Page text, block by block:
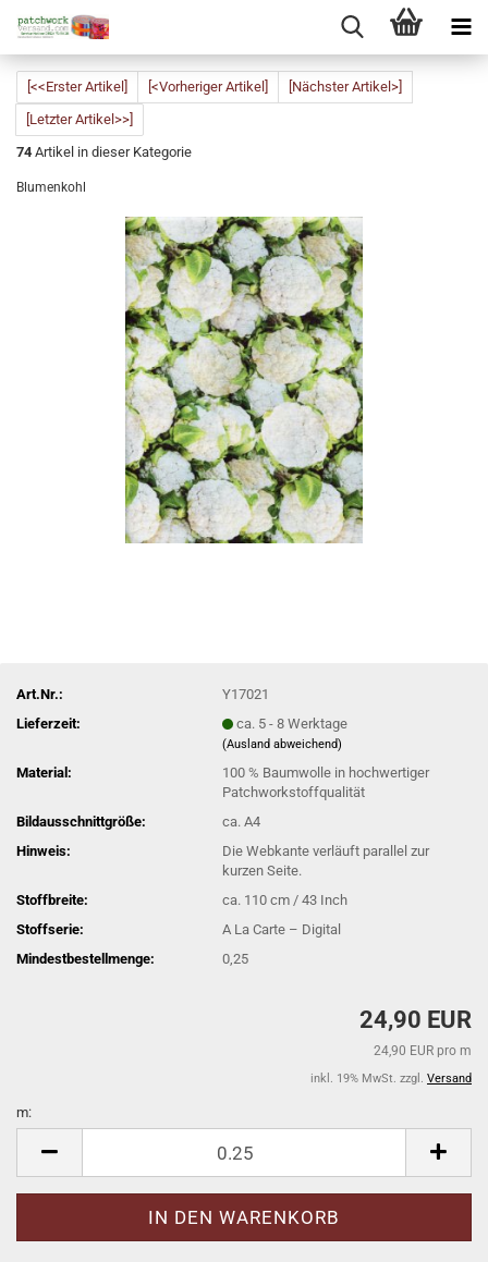
[<<Erster Artikel] [<Vorheriger Artikel]
[Nächster Artikel>]
[Letzter Artikel>>]
74 Artikel in dieser Kategorie
Blumenkohl
Art.Nr.:
Y17021
Lieferzeit:
ca. 5 - 8 Werktage
(Ausland abweichend)
Material:
100 % Baumwolle in hochwertiger
Patchworkstoffqualität
Bildausschnittgröße:
ca. A4
Hinweis:
Die Webkante verläuft parallel zur
kurzen Seite.
Stoffbreite:
ca. 110 cm / 43 Inch
Stoffserie:
A La Carte – Digital
Mindestbestellmenge:
0,25
24,90 EUR
24,90 EUR pro m
inkl. 19% MwSt. zzgl. Versand
m: